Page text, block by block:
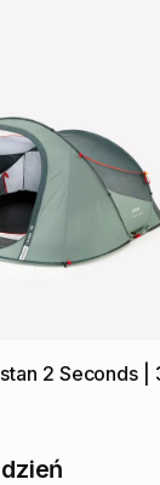
stan 2 Seconds
dzień